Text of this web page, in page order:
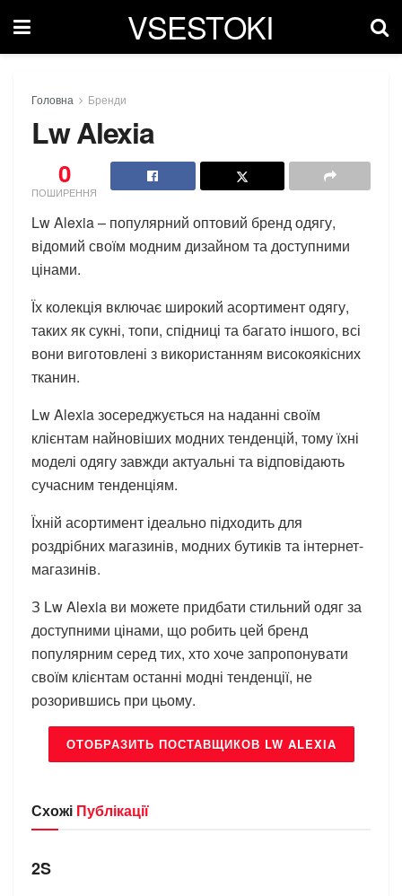
VSESTOKI
Головна Бренди
Lw Alexia
0
ПОШИРЕННЯ
Lw Alexia – популярний оптовий бренд одягу,
відомий своїм модним дизайном та доступними
цінами.
Їх колекція включає широкий асортимент одягу,
таких як сукні, топи, спідниці та багато іншого, всі
вони виготовлені з використанням високоякісних
тканин.
Lw Alexia зосереджується на наданні своїм
клієнтам найновіших модних тенденцій, тому їхні
моделі одягу завжди актуальні та відповідають
сучасним тенденціям.
Їхній асортимент ідеально підходить для
роздрібних магазинів, модних бутиків та інтернет-
магазинів.
З Lw Alexia ви можете придбати стильний одяг за
доступними цінами, що робить цей бренд
популярним серед тих, хто хоче запропонувати
своїм клієнтам останні модні тенденції, не
розорившись при цьому.
ОТОБРАЗИТЬ ПОСТАВЩИКОВ LW ALEXIA
Схожі Публікації
БРЕНДИ
2S